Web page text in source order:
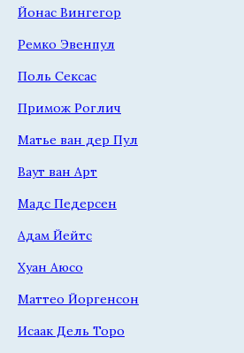
Йонас Вингегор
Ремко Эвенпул
Поль Сексас
Примож Роглич
Матье ван дер Пул
Ваут ван Арт
Мадс Педерсен
Адам Йейтс
Хуан Аюсо
Маттео Йоргенсон
Исаак Дель Торо